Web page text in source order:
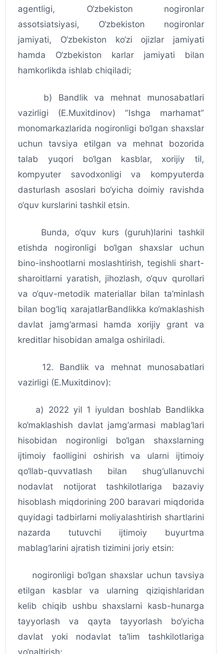
agentligi, O‘zbekiston nogironlar
assotsiatsiyasi, O‘zbekiston nogironlar
jamiyati, O‘zbekiston ko‘zi ojizlar jamiyati
hamda O‘zbekiston karlar jamiyati bilan
hamkorlikda ishlab chiqiladi;
b) Bandlik va mehnat munosabatlari
vazirligi (E.Muxitdinov) “Ishga marhamat”
monomarkazlarida nogironligi bo‘lgan shaxslar
uchun tavsiya etilgan va mehnat bozorida
talab yuqori bo‘lgan kasblar, xorijiy til,
kompyuter savodxonligi va kompyuterda
dasturlash asoslari bo‘yicha doimiy ravishda
o‘quv kurslarini tashkil etsin.
Bunda, o‘quv kurs (guruh)larini tashkil
etishda nogironligi bo‘lgan shaxslar uchun
bino-inshootlarni moslashtirish, tegishli shart-
sharoitlarni yaratish, jihozlash, o‘quv qurollari
va o‘quv-metodik materiallar bilan ta’minlash
bilan bog‘liq xarajatlarBandlikka ko‘maklashish
davlat jamg‘armasi hamda xorijiy grant va
kreditlar hisobidan amalga oshiriladi.
12. Bandlik va mehnat munosabatlari
vazirligi (E.Muxitdinov):
a) 2022 yil 1 iyuldan boshlab Bandlikka
ko‘maklashish davlat jamg‘armasi mablag‘lari
hisobidan nogironligi bo‘lgan shaxslarning
ijtimoiy faolligini oshirish va ularni ijtimoiy
qo‘llab-quvvatlash bilan shug‘ullanuvchi
nodavlat notijorat tashkilotlariga bazaviy
hisoblash miqdorining 200 baravari miqdorida
quyidagi tadbirlarni moliyalashtirish shartlarini
nazarda tutuvchi ijtimoiy buyurtma
mablag‘larini ajratish tizimini joriy etsin:
nogironligi bo‘lgan shaxslar uchun tavsiya
etilgan kasblar va ularning qiziqishlaridan
kelib chiqib ushbu shaxslarni kasb-hunarga
tayyorlash va qayta tayyorlash bo‘yicha
davlat yoki nodavlat ta’lim tashkilotlariga
yo‘naltirish;